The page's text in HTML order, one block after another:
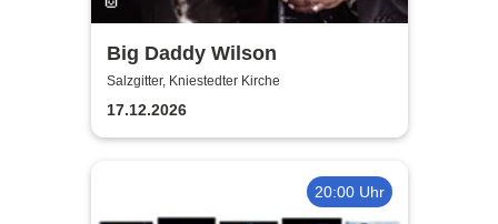
Big Daddy Wilson
Salzgitter, Kniestedter Kirche
17.12.2026
20:00 Uhr